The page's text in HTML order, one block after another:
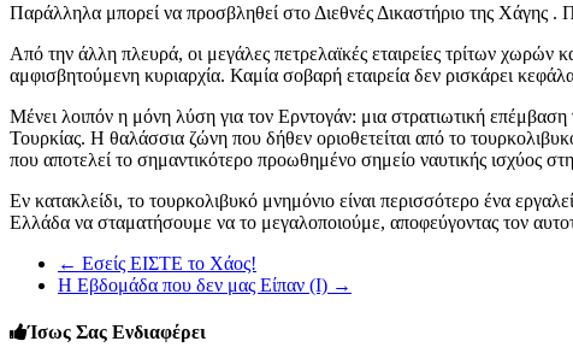
Παράλληλα μπορεί να προσβληθεί στο Διεθνές Δικαστήριο της Χάγης .
Από την άλλη πλευρά, οι μεγάλες πετρελαϊκές εταιρείες τρίτων χωρών
αμφισβητούμενη κυριαρχία. Καμία σοβαρή εταιρεία δεν ρισκάρει
Μένει λοιπόν η μόνη λύση για τον Ερντογάν: μια στρατιωτική
Τουρκίας. Η θαλάσσια ζώνη που δήθεν οριοθετείται από το
που αποτελεί το σημαντικότερο προωθημένο σημείο ναυτικής ισχύος
Εν κατακλείδι, το τουρκολιβυκό μνημόνιο είναι περισσότερο ένα
Ελλάδα να σταματήσουμε να το μεγαλοποιούμε, αποφεύγοντας τον
← Εσείς ΕΙΣΤΕ το Χάος!
Η Εβδομάδα που δεν μας Είπαν (I) →
Ίσως Σας Ενδιαφέρει